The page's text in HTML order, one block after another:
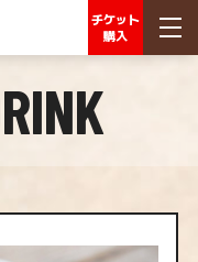
チケット
購入